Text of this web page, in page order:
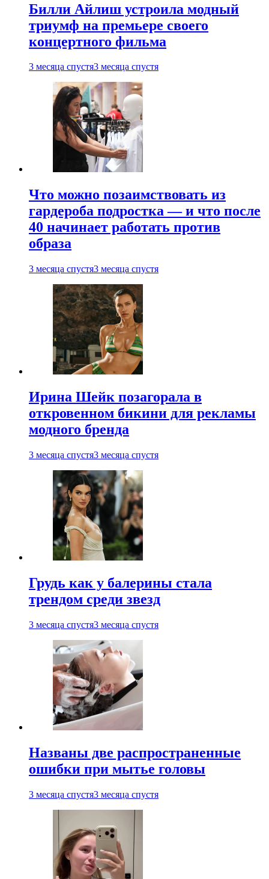
Билли Айлиш устроила модный
триумф на премьере своего
концертного фильма
3 месяца спустя3 месяца спустя
Что можно позаимствовать из
гардероба подростка — и что после
40 начинает работать против
образа
3 месяца спустя3 месяца спустя
Ирина Шейк позагорала в
откровенном бикини для рекламы
модного бренда
3 месяца спустя3 месяца спустя
Грудь как у балерины стала
трендом среди звезд
3 месяца спустя3 месяца спустя
Названы две распространенные
ошибки при мытье головы
3 месяца спустя3 месяца спустя